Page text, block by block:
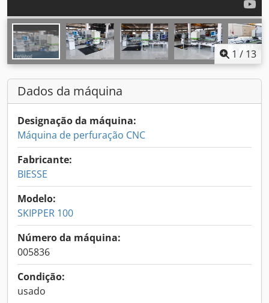
1 / 13
Dados da máquina
Designação da máquina:
Máquina de perfuração CNC
Fabricante:
BIESSE
Modelo:
SKIPPER 100
Número da máquina:
005836
Condição:
usado